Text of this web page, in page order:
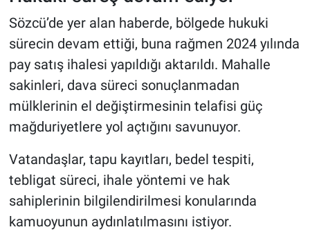
Sözcü’de yer alan haberde, bölgede hukuki
sürecin devam ettiği, buna rağmen 2024 yılında
pay satış ihalesi yapıldığı aktarıldı. Mahalle
sakinleri, dava süreci sonuçlanmadan
mülklerinin el değiştirmesinin telafisi güç
mağduriyetlere yol açtığını savunuyor.
Vatandaşlar, tapu kayıtları, bedel tespiti,
tebligat süreci, ihale yöntemi ve hak
sahiplerinin bilgilendirilmesi konularında
kamuoyunun aydınlatılmasını istiyor.